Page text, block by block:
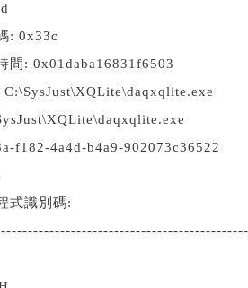
: 0x33c
間: 0x01daba16831f6503
f182-4a4d-b4a9-902073c36522
式識別碼: